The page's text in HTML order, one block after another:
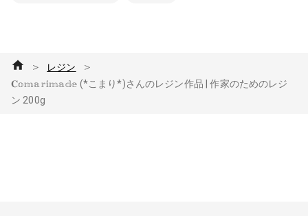
＞ レジン ＞
𝐂𝕠𝕞𝕒𝕣𝕚𝕞𝕒𝕕𝕖 (*こまり*)さんのレジン作品 | 作家のためのレジ
ン 200g